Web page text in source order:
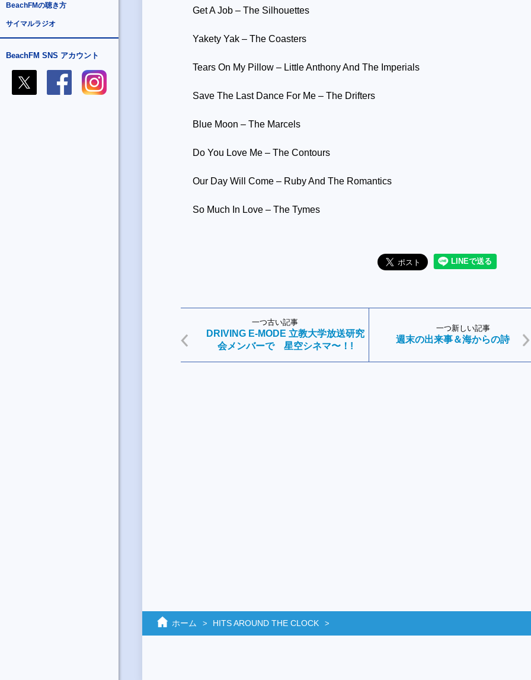
BeachFMの聴き方
サイマルラジオ
BeachFM SNS アカウント
Get A Job – The Silhouettes
Yakety Yak – The Coasters
Tears On My Pillow – Little Anthony And The Imperials
Save The Last Dance For Me – The Drifters
Blue Moon – The Marcels
Do You Love Me – The Contours
Our Day Will Come – Ruby And The Romantics
So Much In Love – The Tymes
一つ古い記事
DRIVING E-MODE 立教大学放送研究
会メンバーで 星空シネマ〜！!
一つ新しい記事
週末の出来事＆海からの詩
ホーム HITS AROUND THE CLOCK